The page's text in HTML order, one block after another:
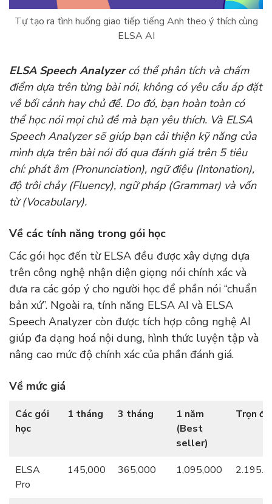
Tự tạo ra tình huống giao tiếp tiếng Anh theo ý thích cùng
ELSA AI
ELSA Speech Analyzercó thể phân tích và chấm
điểm dựa trên từng bài nói, không có yêu cầu áp đặt
về bối cảnh hay chủ đề. Do đó, bạn hoàn toàn có
thể học nói mọi chủ đề mà bạn yêu thích. Và ELSA
Speech Analyzer sẽ giúp bạn cải thiện kỹ năng của
mình dựa trên bài nói đó qua đánh giá trên 5 tiêu
chí: phát âm (Pronunciation), ngữ điệu (Intonation),
độ trôi chảy (Fluency), ngữ pháp (Grammar) và vốn
từ (Vocabulary).
Về các tính năng trong gói học
Các gói học đến từ ELSA đều được xây dựng dựa
trên công nghệ nhận diện giọng nói chính xác và
đưa ra các góp ý cho người học để phần nói “chuẩn
bản xứ”. Ngoài ra, tính năng ELSA AI và ELSA
Speech Analyzer còn được tích hợp công nghệ AI
giúp đa dạng hoá nội dung, hình thức luyện tập và
nâng cao mức độ chính xác của phần đánh giá.
Về mức giá
Các gói
học
1 tháng 3 tháng
1 năm
(Best
seller)
Trọn
ELSA
Pro
145,000 365,000 1,095,000